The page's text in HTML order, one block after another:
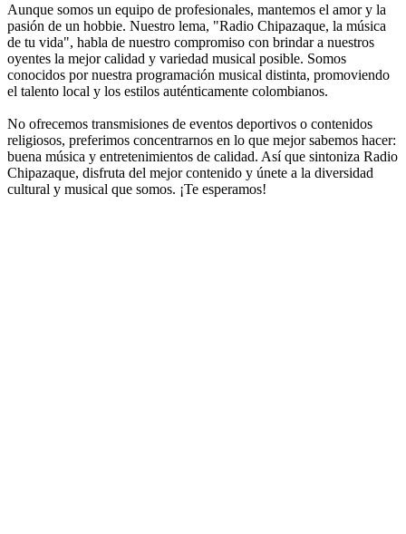
Aunque somos un equipo de profesionales, mantemos el amor y la
pasión de un hobbie. Nuestro lema, "Radio Chipazaque, la música
de tu vida", habla de nuestro compromiso con brindar a nuestros
oyentes la mejor calidad y variedad musical posible. Somos
conocidos por nuestra programación musical distinta, promoviendo
el talento local y los estilos auténticamente colombianos.
No ofrecemos transmisiones de eventos deportivos o contenidos
religiosos, preferimos concentrarnos en lo que mejor sabemos hacer:
buena música y entretenimientos de calidad. Así que sintoniza Radio
Chipazaque, disfruta del mejor contenido y únete a la diversidad
cultural y musical que somos. ¡Te esperamos!